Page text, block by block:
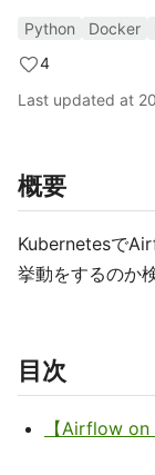
Python Docker
4
Last updated at
概要
Kubernetesで
挙動をするのか
目次
【Airflow